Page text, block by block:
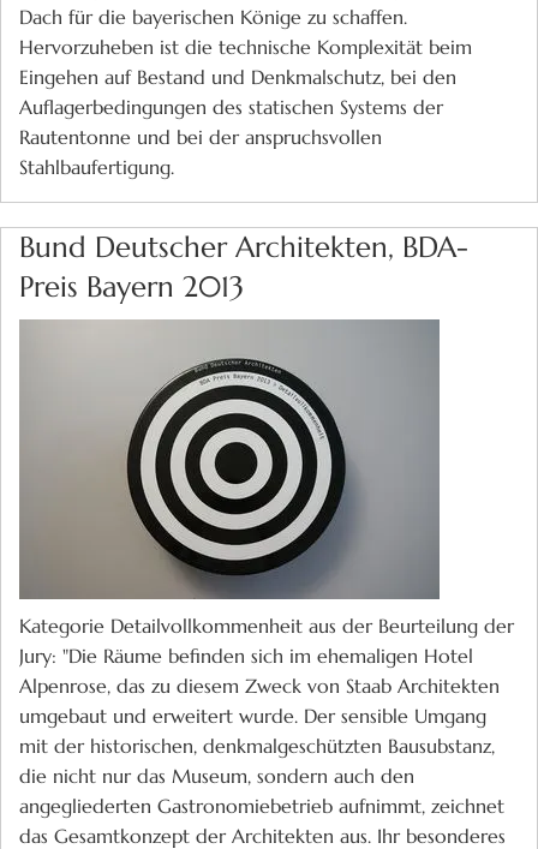
Dach für die bayerischen Könige zu schaffen.
Hervorzuheben ist die technische Komplexität beim
Eingehen auf Bestand und Denkmalschutz, bei den
Auflagerbedingungen des statischen Systems der
Rautentonne und bei der anspruchsvollen
Stahlbaufertigung.
Bund Deutscher Architekten, BDA-
Preis Bayern 2013
Kategorie Detailvollkommenheit aus der Beurteilung der
Jury: "Die Räume befinden sich im ehemaligen Hotel
Alpenrose, das zu diesem Zweck von Staab Architekten
umgebaut und erweitert wurde. Der sensible Umgang
mit der historischen, denkmalgeschützten Bausubstanz,
die nicht nur das Museum, sondern auch den
angegliederten Gastronomiebetrieb aufnimmt, zeichnet
das Gesamtkonzept der Architekten aus. Ihr besonderes